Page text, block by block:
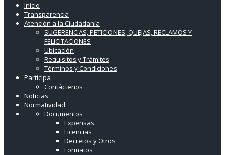
Inicio
Transparencia
Atención a la Ciudadanía
SUGERENCIAS, PETICIONES, QUEJAS, RECLAMOS Y
FELICITACIONES
Ubicación
Requisitos y Trámites
Términos y Condiciones
Participa
Contáctenos
Noticias
Normatividad
Documentos
Expensas
Licencias
Decretos y Otros
Formatos